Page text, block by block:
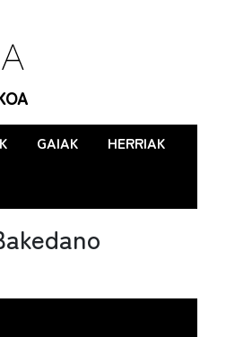
GAIAK
HERRIAK